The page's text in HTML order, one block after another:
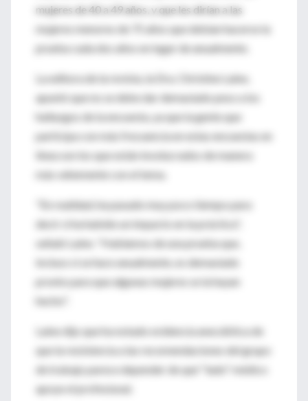
mujeres de 40 a 49 años, y que les dirían a las
mujeres menores de 75 años que debían hacerse la
prueba cada dos años en lugar de anualmente.
La editora de la revista, la Dra. Christine Laine,
apuntó que no se debe dar demasiado peso a los
hallazgos de la encuesta, ya que la gente que
participa con más frecuencia en estas encuestas en
línea son los que están involucrados de manera
más vehemente con el tema.
"En realidad, ha pasado muy poco tiempo para
decir si ha habido un impacto en la práctica",
señaló Laine. "Hablamos de una prueba que,
incluso si se hace anualmente, es demasiado
pronto para que algunas mujeres se la hayan
hecho".
Laine dijo que ha notado evidencia anecdótica de
que la resistencia a las recomendaciones del grupo
de trabajo parece depender de qué "lado" médico
apoye el profesional.